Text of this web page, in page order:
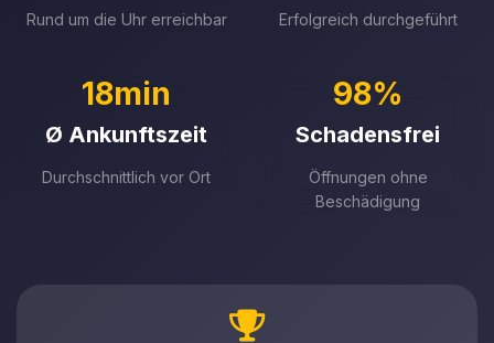
Rund um die Uhr erreichbar Erfolgreich durchgeführt
18min
Ø Ankunftszeit
Durchschnittlich vor Ort
98%
Schadensfrei
Öffnungen ohne
Beschädigung